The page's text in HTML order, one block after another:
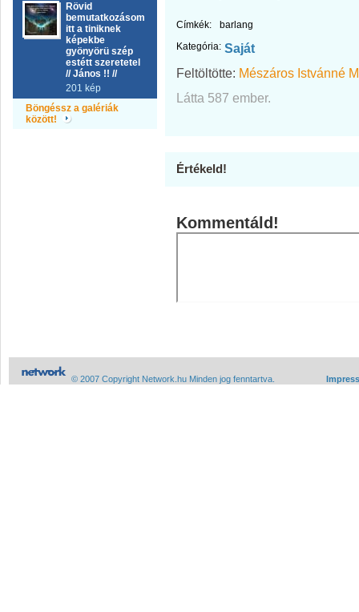
Rövid
bemutatkozásom
itt a tiniknek
képekbe
gyönyörü szép
estétt szeretetel
// János !! //
201 kép
Böngéssz a galériák
között!
Címkék:
barlang
Kategória: Saját
Feltöltötte: Mészáros Istvánné
Látta 587 ember.
Értékeld!
Kommentáld!
© 2007 Copyright Network.hu Minden jog fenntartva.